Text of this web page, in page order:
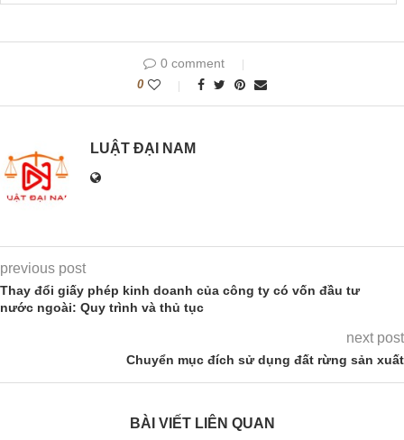
0 comment
0
LUẬT ĐẠI NAM
previous post
Thay đổi giấy phép kinh doanh của công ty có vốn đầu tư
nước ngoài: Quy trình và thủ tục
next post
Chuyển mục đích sử dụng đất rừng sản xuất
BÀI VIẾT LIÊN QUAN